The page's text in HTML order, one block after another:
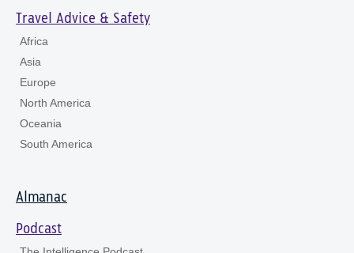
Travel Advice & Safety
Africa
Asia
Europe
North America
Oceania
South America
Almanac
Podcast